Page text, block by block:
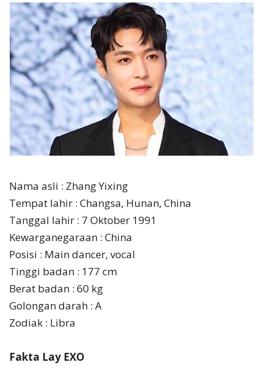
Nama asli : Zhang Yixing
Tempat lahir : Changsa, Hunan, China
Tanggal lahir : 7 Oktober 1991
Kewarganegaraan : China
Posisi : Main dancer, vocal
Tinggi badan : 177 cm
Berat badan : 60 kg
Golongan darah : A
Zodiak : Libra
Fakta Lay EXO